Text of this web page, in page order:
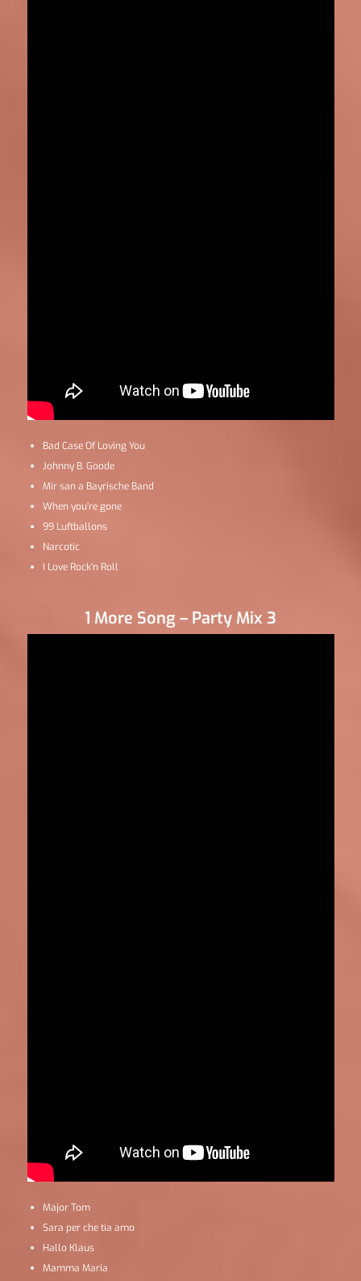
Bad Case Of Loving You
Johnny B. Goode
Mir san a Bayrische Band
When you’re gone
99 Luftballons
Narcotic
I Love Rock’n Roll
1 More Song – Party Mix 3
Major Tom
Sara per che tia amo
Hallo Klaus
Mamma Maria